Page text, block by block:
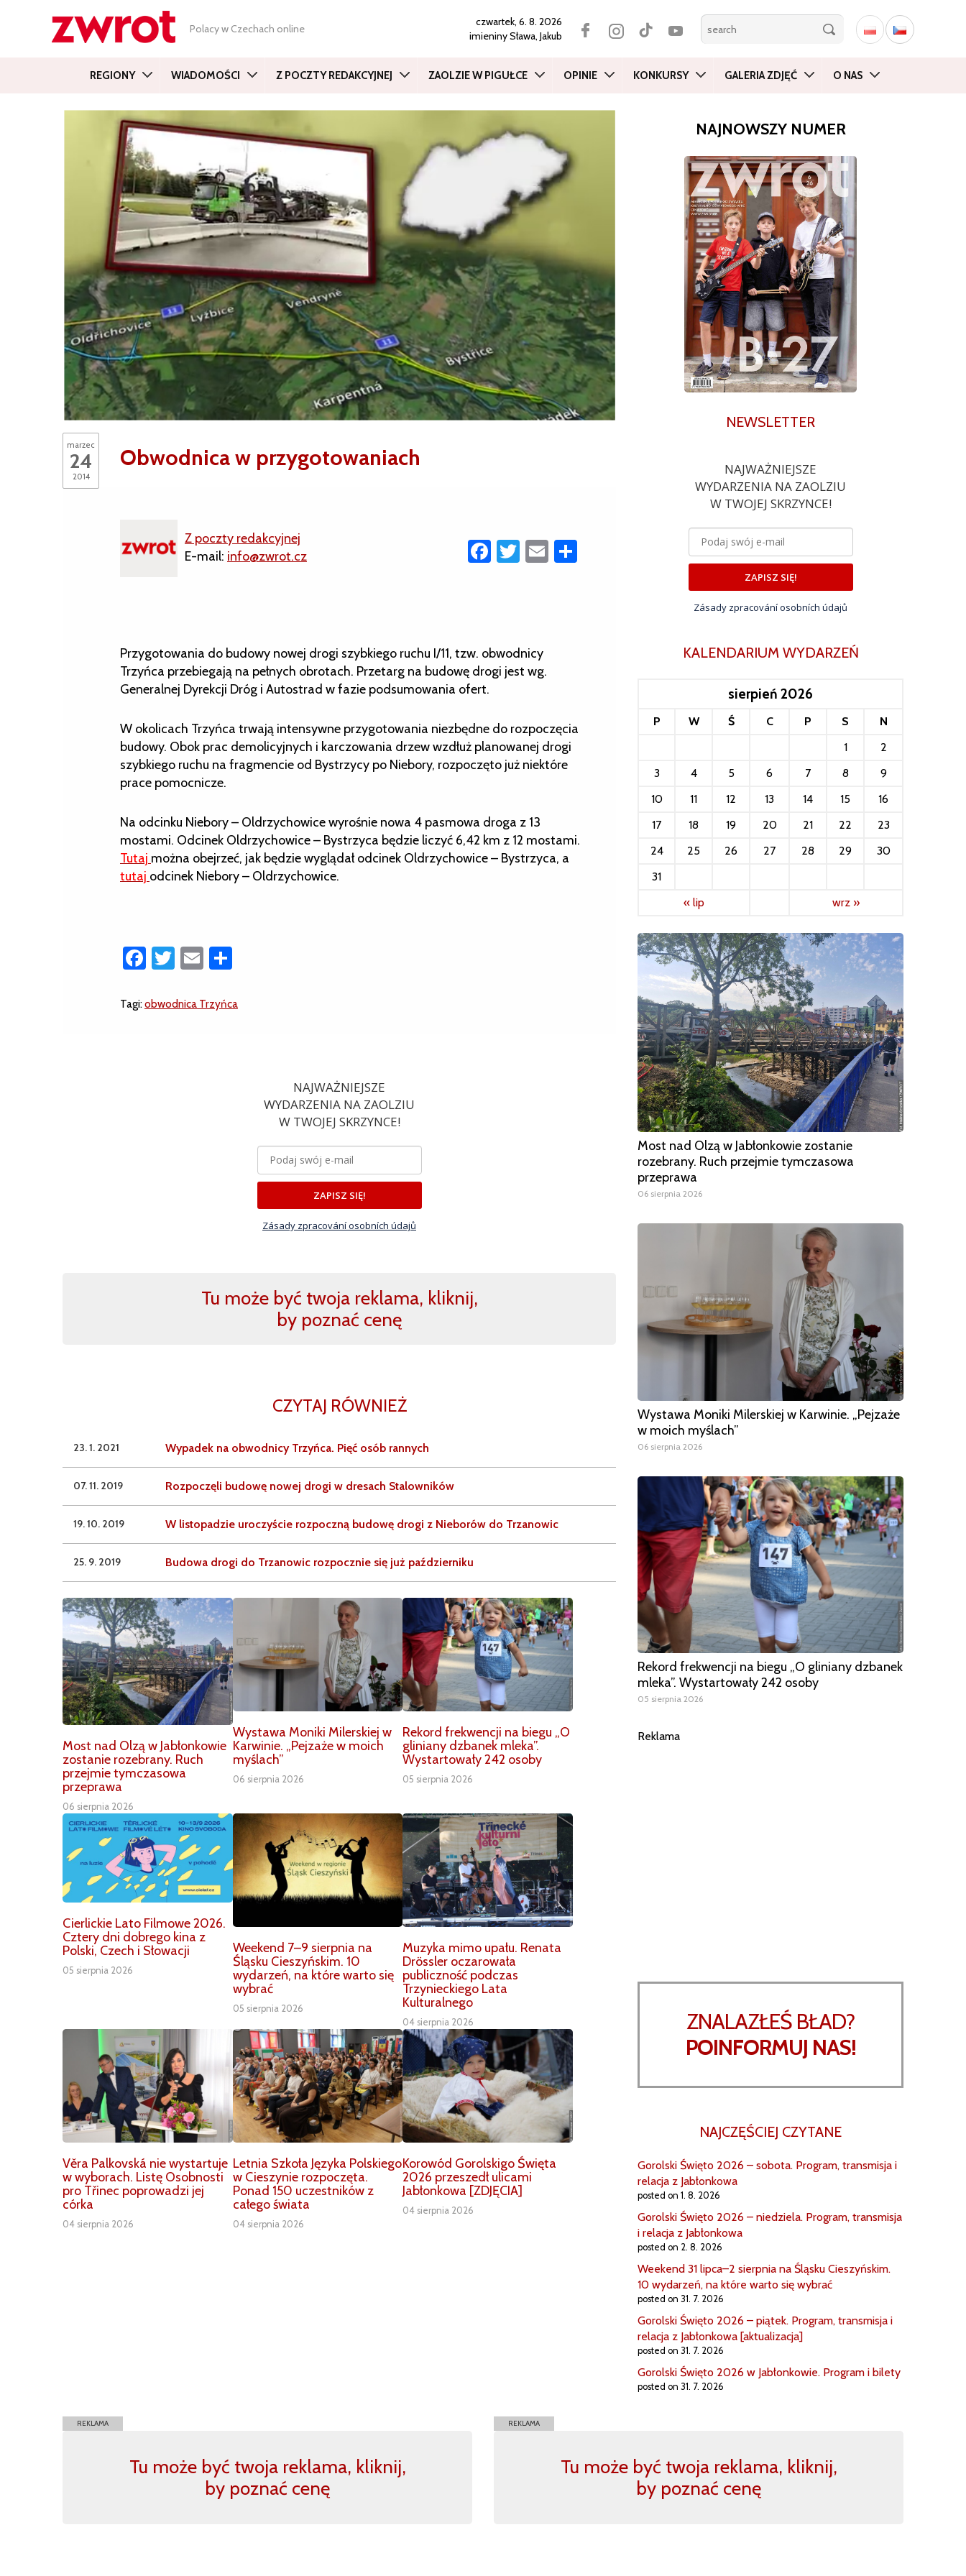
Polacy w Czechach online
czwartek, 6. 8. 2026
imieninySława, Jakub
REGIONY WIADOMOŚCI Z POCZTY REDAKCYJNEJ ZAOLZIE W PIGUŁCE OPINIE KONKURSY GALERIA ZDJĘĆ O NAS
marzec
24
2014
Obwodnica w przygotowaniach
Z poczty redakcyjnej
E-mail: info@zwrot.cz Facebook
Twitter
Email
Przygotowania do budowy nowej drogi szybkiego ruchu I/11, tzw. obwodnicy
Trzyńca przebiegają na pełnych obrotach. Przetarg na budowę drogi jest wg.
Generalnej Dyrekcji Dróg i Autostrad w fazie podsumowania ofert.
W okolicach Trzyńca trwają intensywne przygotowania niezbędne do rozpoczęcia
budowy. Obok prac demolicyjnych i karczowania drzew wzdłuż planowanej drogi
szybkiego ruchu na fragmencie od Bystrzycy po Niebory, rozpoczęto już niektóre
prace pomocnicze.
Na odcinku Niebory – Oldrzychowice wyrośnie nowa 4 pasmowa droga z 13
mostami. Odcinek Oldrzychowice – Bystrzyca będzie liczyć 6,42 km z 12 mostami.
Tutaj można obejrzeć, jak będzie wyglądał odcinek Oldrzychowice – Bystrzyca, a
tutaj odcinek Niebory – Oldrzychowice.
Facebook
Twitter
Email
Tagi:obwodnica Trzyńca
NAJWAŻNIEJSZE
WYDARZENIA NA ZAOLZIU
W TWOJEJ SKRZYNCE!
ZAPISZ SIĘ!
Zásady zpracování osobních údajů
Tu może być twoja reklama, kliknij,
by poznać cenę
CZYTAJ RÓWNIEŻ
23. 1. 2021 Wypadek na obwodnicy Trzyńca. Pięć osób rannych
07. 11. 2019 Rozpoczęli budowę nowej drogi w dresach Stalowników
19. 10. 2019 W listopadzie uroczyście rozpoczną budowę drogi z Nieborów do Trzanowic
25. 9. 2019 Budowa drogi do Trzanowic rozpocznie się już październiku
Most nad Olzą w Jabłonkowie
zostanie rozebrany. Ruch
przejmie tymczasowa
przeprawa
06 sierpnia 2026
Wystawa Moniki Milerskiej w
Karwinie. „Pejzaże w moich
myślach”
06 sierpnia 2026
Rekord frekwencji na biegu „O
gliniany dzbanek mleka”.
Wystartowały 242 osoby
05 sierpnia 2026
Cierlickie Lato Filmowe 2026.
Cztery dni dobrego kina z
Polski, Czech i Słowacji
05 sierpnia 2026
Weekend 7–9 sierpnia na
Śląsku Cieszyńskim. 10
wydarzeń, na które warto się
wybrać
05 sierpnia 2026
Muzyka mimo upału. Renata
Drössler oczarowała
publiczność podczas
Trzynieckiego Lata
Kulturalnego
04 sierpnia 2026
Věra Palkovská nie wystartuje
w wyborach. Listę Osobnosti
pro Třinec poprowadzi jej
córka
04 sierpnia 2026
Letnia Szkoła Języka Polskiego
w Cieszynie rozpoczęta.
Ponad 150 uczestników z
całego świata
04 sierpnia 2026
Korowód Gorolskigo Święta
2026 przeszedł ulicami
Jabłonkowa [ZDJĘCIA]
04 sierpnia 2026
NAJNOWSZY NUMER
NEWSLETTER
NAJWAŻNIEJSZE
WYDARZENIA NA ZAOLZIU
W TWOJEJ SKRZYNCE!
ZAPISZ SIĘ!
Zásady zpracování osobních údajů
KALENDARIUM WYDARZEŃ
sierpień 2026
P W Ś C P S
N
1
2
3
4 5 6 7 8
9
10
11 12 13 14 15
16
17
18 19 20 21 22
23
24
25 26 27 28 29
30
31
« lip
wrz »
Most nad Olzą w Jabłonkowie zostanie
rozebrany. Ruch przejmie tymczasowa
przeprawa
06 sierpnia 2026
Wystawa Moniki Milerskiej w Karwinie. „Pejzaże
w moich myślach”
06 sierpnia 2026
Rekord frekwencji na biegu „O gliniany dzbanek
mleka”. Wystartowały 242 osoby
05 sierpnia 2026
Reklama
ZNALAZŁEŚ BŁAD?
POINFORMUJ NAS!
NAJCZĘŚCIEJ CZYTANE
Gorolski Święto 2026 – sobota. Program, transmisja i
relacja z Jabłonkowa
posted on 1. 8. 2026
Gorolski Święto 2026 – niedziela. Program, transmisja
i relacja z Jabłonkowa
posted on 2. 8. 2026
Weekend 31 lipca–2 sierpnia na Śląsku Cieszyńskim.
10 wydarzeń, na które warto się wybrać
posted on 31. 7. 2026
Gorolski Święto 2026 – piątek. Program, transmisja i
relacja z Jabłonkowa [aktualizacja]
posted on 31. 7. 2026
Gorolski Święto 2026 w Jabłonkowie. Program i bilety
posted on 31. 7. 2026
REKLAMA
Tu może być twoja reklama, kliknij,
by poznać cenę
REKLAMA
Tu może być twoja reklama, kliknij,
by poznać cenę